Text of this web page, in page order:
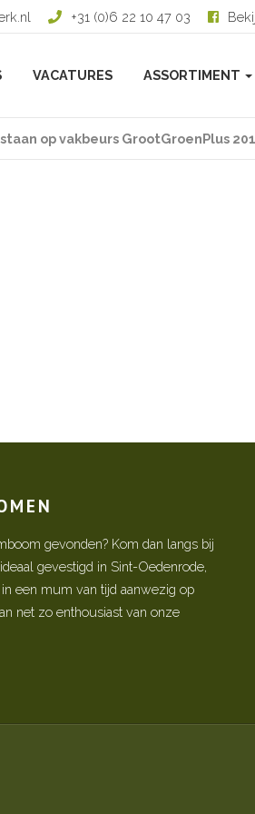
+31 (0)6 22 10 47 03
VACATURES ASSORTIMENT
op vakbeurs GrootGroenPlus
gevonden? Kom dan langs bij
gevestigd in Sint-Oedenrode,
een mum van tijd aanwezig op
net zo enthousiast van onze